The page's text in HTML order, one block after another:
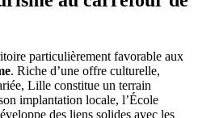
particulièrement favorable aux
. Riche d’une offre culturelle,
Lille constitue un terrain
implantation locale, l’École
des liens solides avec les